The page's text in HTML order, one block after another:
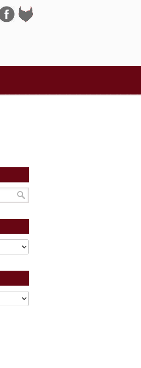
Navigation